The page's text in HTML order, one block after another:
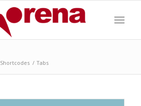
Shortcodes / Tabs